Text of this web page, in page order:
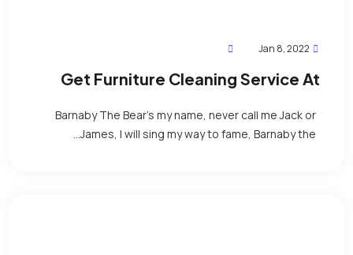
Get Furniture Cleaning Service At
Barnaby The Bear’s my name, never call me Jack or
James, I will sing my way to fame, Barnaby the...